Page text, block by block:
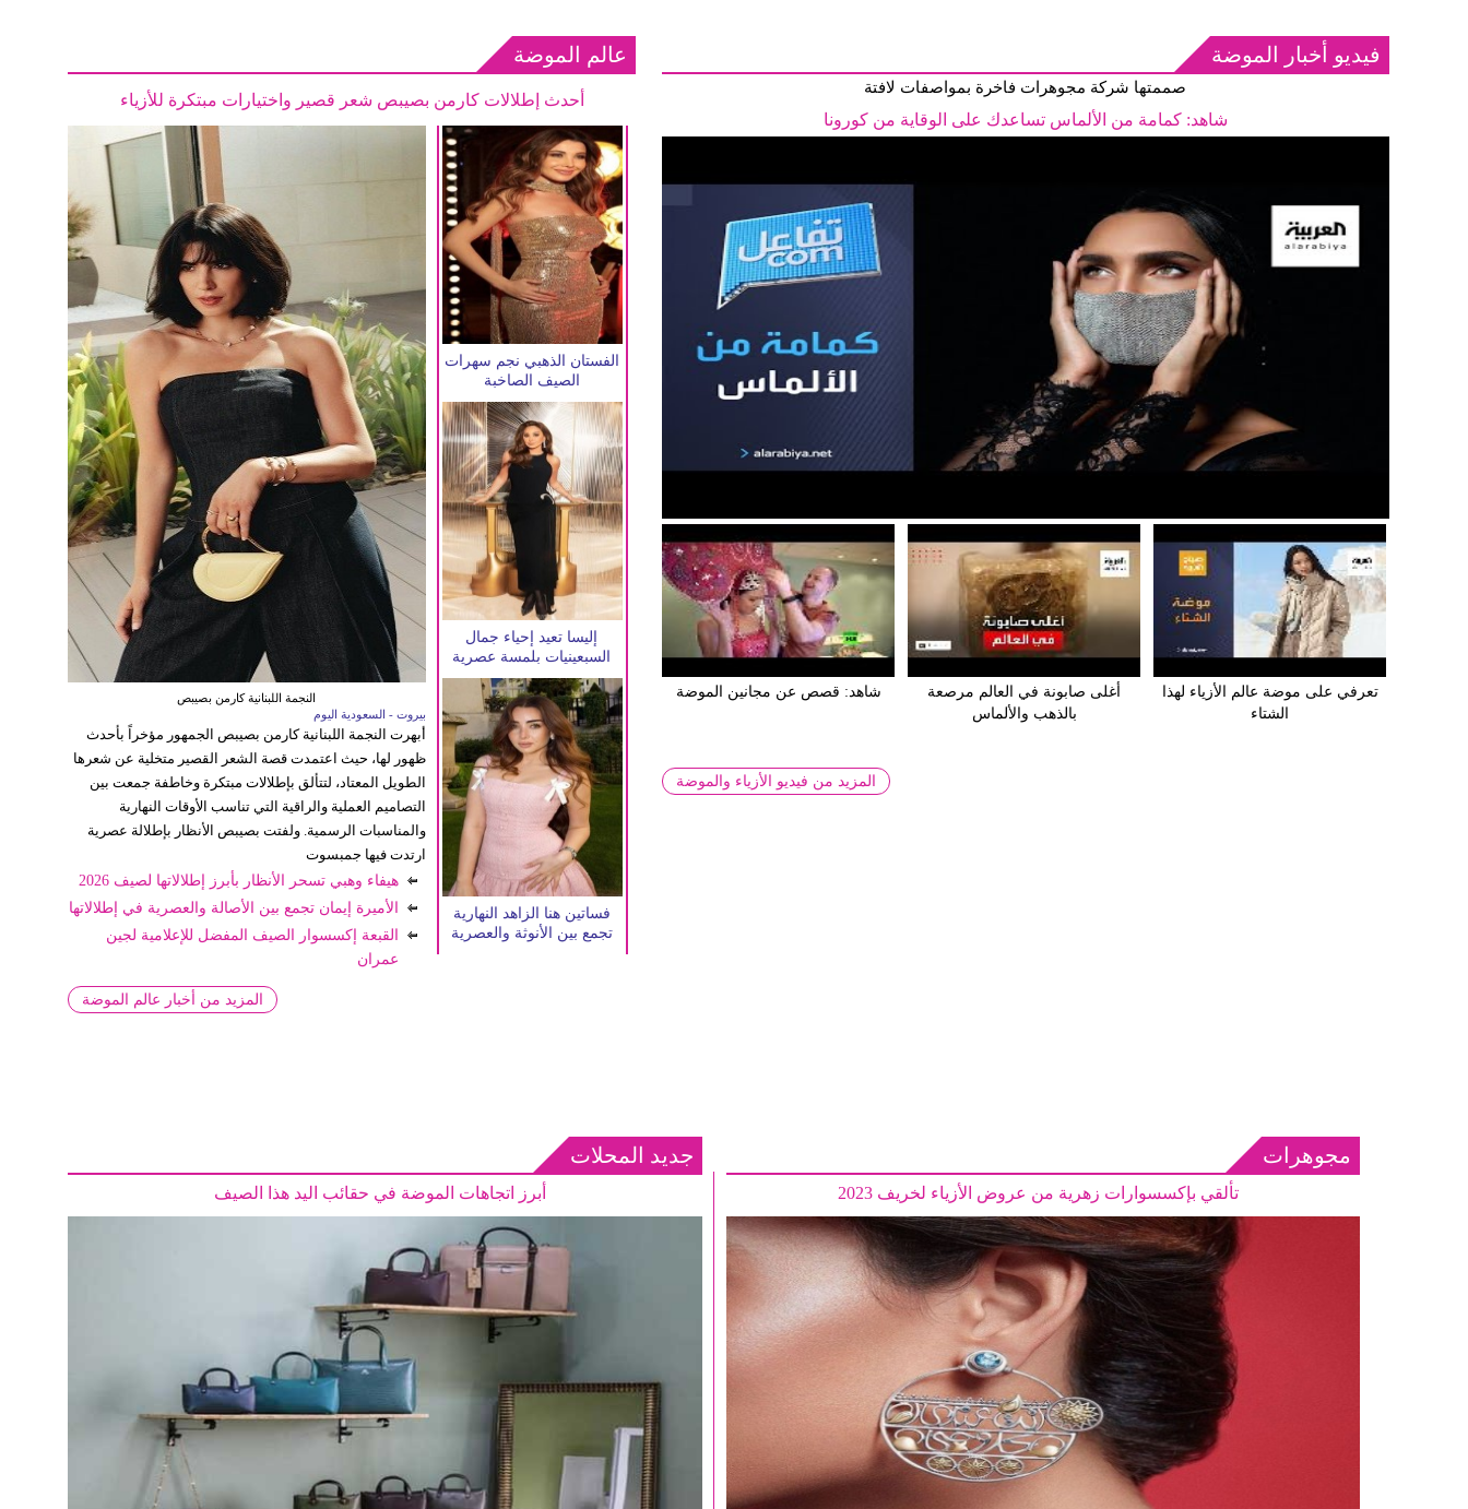
فيديو أخبار الموضة
صممتها شركة مجوهرات فاخرة بمواصفات لافتة
شاهد: كمامة من الألماس تساعدك على الوقاية من كورونا
شاهد: قصص عن مجانين الموضة
أغلى صابونة في العالم مرصعة
بالذهب والألماس
تعرفي على موضة عالم الأزياء لهذا
الشتاء
المزيد من فيديو الأزياء والموضة
عالم الموضة
أحدث إطلالات كارمن بصيبص شعر قصير واختيارات مبتكرة للأزياء
النجمة اللبنانية كارمن بصيبص
بيروت - السعودية اليوم
أبهرت النجمة اللبنانية كارمن بصيبص الجمهور مؤخراً بأحدث
ظهور لها، حيث اعتمدت قصة الشعر القصير متخلية عن شعرها
الطويل المعتاد، لتتألق بإطلالات مبتكرة وخاطفة جمعت بين
التصاميم العملية والراقية التي تناسب الأوقات النهارية
والمناسبات الرسمية. ولفتت بصيبص الأنظار بإطلالة عصرية
ارتدت فيها جمبسوت
هيفاء وهبي تسحر الأنظار بأبرز إطلالاتها لصيف 2026
الأميرة إيمان تجمع بين الأصالة والعصرية في إطلالاتها
القبعة إكسسوار الصيف المفضل للإعلامية لجين
عمران
المزيد من أخبار عالم الموضة
الفستان الذهبي نجم سهرات
الصيف الصاخبة
إليسا تعيد إحياء جمال
السبعينيات بلمسة عصرية
فساتين هنا الزاهد النهارية
تجمع بين الأنوثة والعصرية
جديد المحلات
أبرز اتجاهات الموضة في حقائب اليد هذا الصيف
مجوهرات
تألقي بإكسسوارات زهرية من عروض الأزياء لخريف 2023